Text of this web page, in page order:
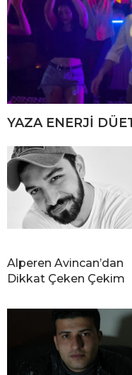
YAZA ENERJİ
Alperen Avincan’dan
Dikkat Çeken Çekim